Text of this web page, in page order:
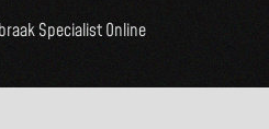
Specialist Online